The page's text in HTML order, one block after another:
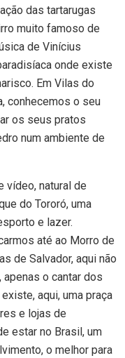
das tartarugas
muito famoso de
de Vinícius
onde existe
Em Vilas do
conhecemos o seu
os seus pratos
num ambiente de
vídeo, natural de
do Tororó, uma
e lazer.
até ao Morro de
de Salvador, aqui não
o cantar dos
aqui, uma praça
e lojas de
estar no Brasil, um
o melhor para